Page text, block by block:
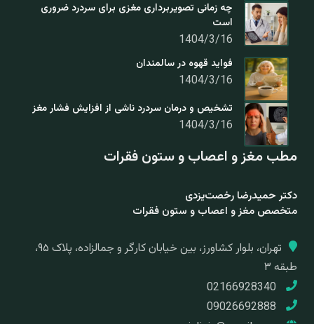
چه زمانی تصویربرداری مغزی برای سردرد ضروری
است
1404/3/16
فواید قهوه در سالمندان
1404/3/16
تشخیص و درمان سردرد ناشی از افزایش فشار مغز
1404/3/16
مطب مغز و اعصاب و ستون فقرات
دکتر حمیدرضا رخصت‌یزدی
متخصص مغز و اعصاب و ستون فقرات
تهران، بلوار کشاورز، بین خیابان کارگر و جمالزاده، پلاک ۹۵،
طبقه ۳